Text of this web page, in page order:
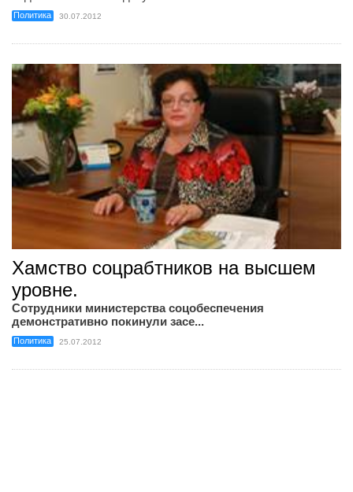
Политика 30.07.2012
Хамство соцрабтников на высшем
уровне.
Сотрудники министерства соцобеспечения
демонстративно покинули засе...
Политика 25.07.2012